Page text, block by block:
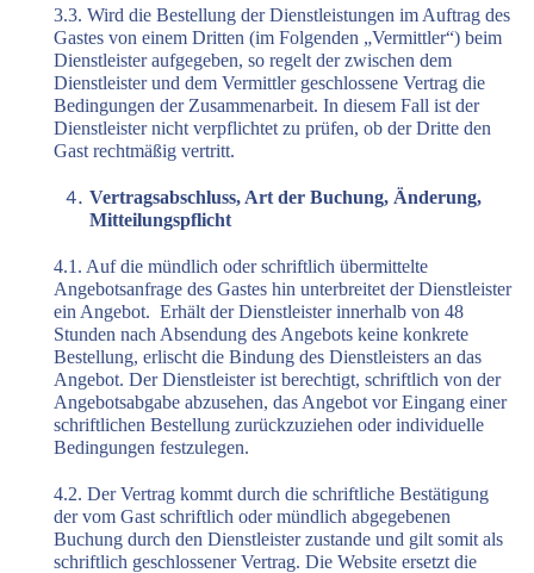
3.3. Wird die Bestellung der Dienstleistungen im Auftrag des
Gastes von einem Dritten (im Folgenden „Vermittler“) beim
Dienstleister aufgegeben, so regelt der zwischen dem
Dienstleister und dem Vermittler geschlossene Vertrag die
Bedingungen der Zusammenarbeit. In diesem Fall ist der
Dienstleister nicht verpflichtet zu prüfen, ob der Dritte den
Gast rechtmäßig vertritt.
Vertragsabschluss, Art der Buchung, Änderung,
Mitteilungspflicht
4.1. Auf die mündlich oder schriftlich übermittelte
Angebotsanfrage des Gastes hin unterbreitet der Dienstleister
ein Angebot. Erhält der Dienstleister innerhalb von 48
Stunden nach Absendung des Angebots keine konkrete
Bestellung, erlischt die Bindung des Dienstleisters an das
Angebot. Der Dienstleister ist berechtigt, schriftlich von der
Angebotsabgabe abzusehen, das Angebot vor Eingang einer
schriftlichen Bestellung zurückzuziehen oder individuelle
Bedingungen festzulegen.
4.2. Der Vertrag kommt durch die schriftliche Bestätigung
der vom Gast schriftlich oder mündlich abgegebenen
Buchung durch den Dienstleister zustande und gilt somit als
schriftlich geschlossener Vertrag. Die Website ersetzt die